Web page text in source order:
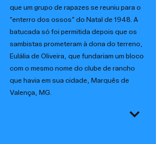
que um grupo de rapazes se reuniu para o
“enterro dos ossos” do Natal de 1948. A
batucada só foi permitida depois que os
sambistas prometeram à dona do terreno,
Eulália de Oliveira, que fundariam um bloco
com o mesmo nome do clube de rancho
que havia em sua cidade, Marquês de
Valença, MG.